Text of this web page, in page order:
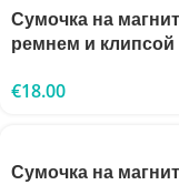
Сумочка на
ремнем и клипсой
€18.00
Сумочка на